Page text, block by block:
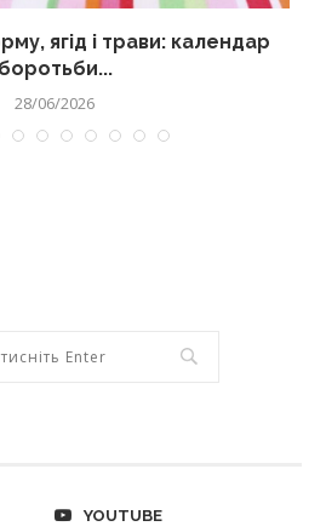
ягід і трави: календар
боротьби...
28/06/2026
YOUTUBE